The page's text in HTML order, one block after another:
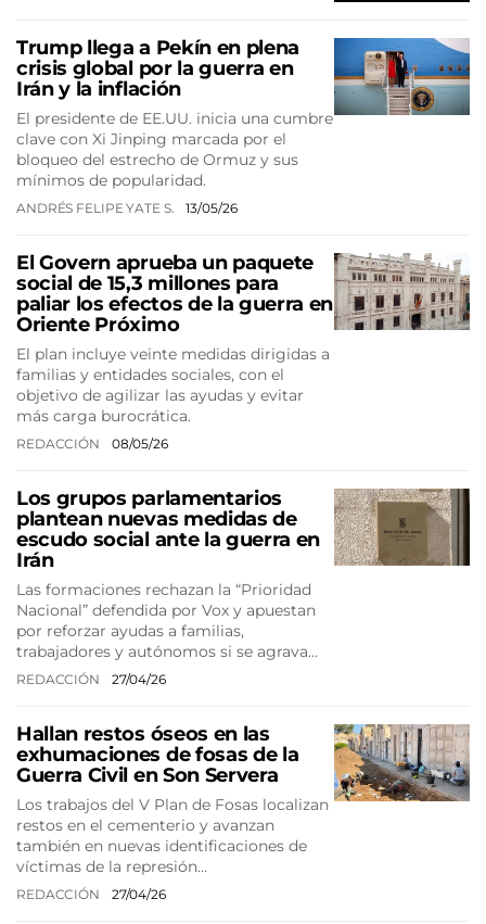
Trump llega a Pekín en plena
crisis global por la guerra en
Irán y la inflación
El presidente de EE.UU. inicia una cumbre
clave con Xi Jinping marcada por el
bloqueo del estrecho de Ormuz y sus
mínimos de popularidad.
ANDRÉS FELIPE YATE S. 13/05/26
El Govern aprueba un paquete
social de 15,3 millones para
paliar los efectos de la guerra en
Oriente Próximo
El plan incluye veinte medidas dirigidas a
familias y entidades sociales, con el
objetivo de agilizar las ayudas y evitar
más carga burocrática.
REDACCIÓN 08/05/26
Los grupos parlamentarios
plantean nuevas medidas de
escudo social ante la guerra en
Irán
Las formaciones rechazan la “Prioridad
Nacional” defendida por Vox y apuestan
por reforzar ayudas a familias,
trabajadores y autónomos si se agrava…
REDACCIÓN 27/04/26
Hallan restos óseos en las
exhumaciones de fosas de la
Guerra Civil en Son Servera
Los trabajos del V Plan de Fosas localizan
restos en el cementerio y avanzan
también en nuevas identificaciones de
víctimas de la represión…
REDACCIÓN 27/04/26